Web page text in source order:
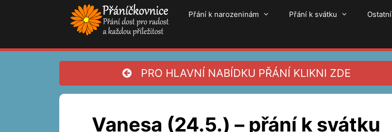
Přání k narozeninám Přání k svátku Ostatní
PRO HLAVNÍ NABÍDKU PŘÁNÍ KLIKNI ZDE
Vanesa (24.5.) – přání k svátku